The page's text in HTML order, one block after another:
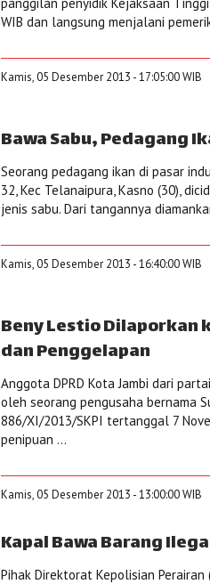
WIB dan langsung menjalani
Kamis, 05 Desember 2013 - 17:05:00 WIB
Bawa Sabu, Pedagang
Seorang pedagang ikan di pasar
32, Kec Telanaipura, Kasno (30),
jenis sabu. Dari tangannya
Kamis, 05 Desember 2013 - 16:40:00 WIB
Beny Lestio Dilaporkan
dan Penggelapan
Anggota DPRD Kota Jambi dari
oleh seorang pengusaha bernama
886/XI/2013/SKPI tertanggal 7
penipuan ...
Kamis, 05 Desember 2013 - 13:00:00 WIB
Kapal Bawa Barang
Pihak Direktorat Kepolisian